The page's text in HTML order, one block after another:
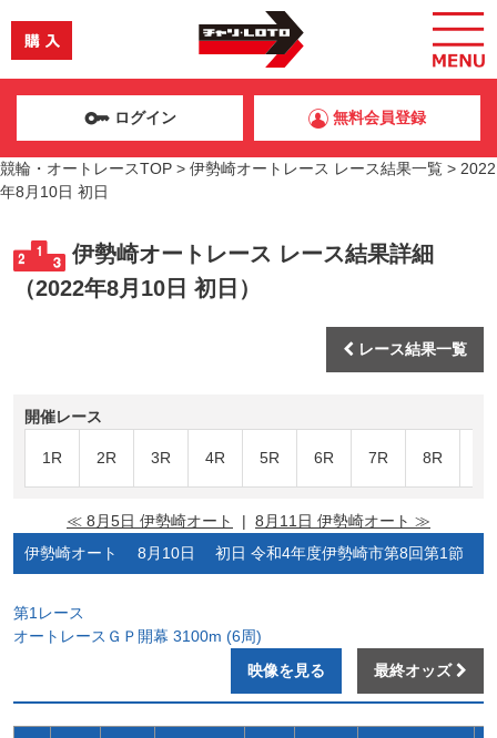
ログイン 無料会員登録
競輪・オートレースTOP > 伊勢崎オートレース レース結果一覧 > 2022
年8月10日 初日
伊勢崎オートレース レース結果詳細
（2022年8月10日 初日）
レース結果一覧
開催レース
1R 2R 3R 4R 5R 6R 7R 8R
≪ 8月5日 伊勢崎オート | 8月11日 伊勢崎オート ≫
伊勢崎オート 8月10日 初日 令和4年度伊勢崎市第8回第1節
第1レース
オートレースＧＰ開幕 3100m (6周)
映像を見る
最終オッズ